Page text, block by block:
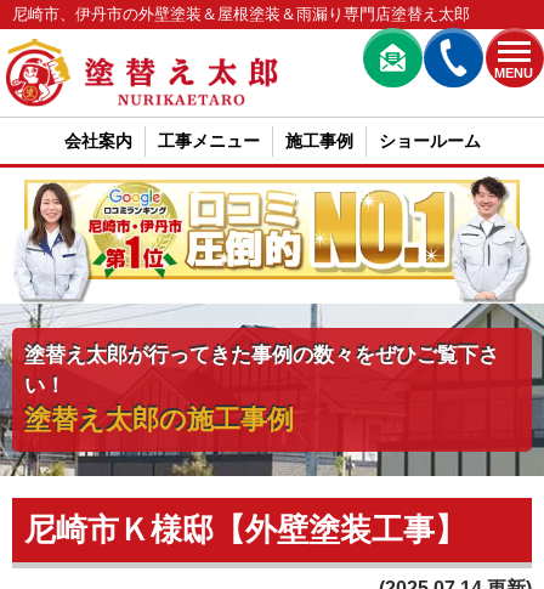
MENU
尼崎市、伊丹市の外壁塗装＆屋根塗装＆雨漏り専門店塗替え太郎
会社案内 工事メニュー 施工事例 ショールーム
塗替え太郎が行ってきた事例の数々をぜひご覧下さ
い！
塗替え太郎の施工事例
尼崎市Ｋ様邸【外壁塗装工事】